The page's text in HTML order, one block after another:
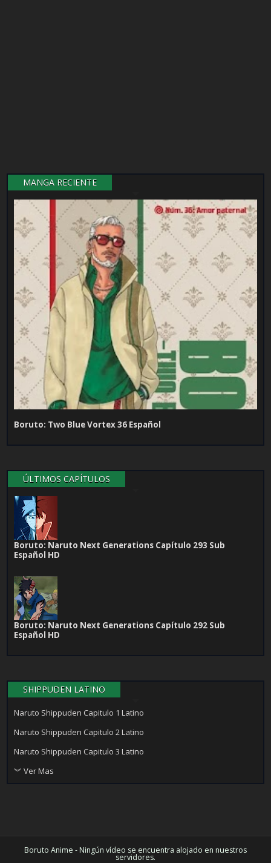
MANGA RECIENTE
Boruto: Two Blue Vortex 36 Español
ÚLTIMOS CAPÍTULOS
Boruto: Naruto Next Generations Capítulo 293 Sub
Español HD
Boruto: Naruto Next Generations Capítulo 292 Sub
Español HD
SHIPPUDEN LATINO
Naruto Shippuden Capitulo 1 Latino
Naruto Shippuden Capitulo 2 Latino
Naruto Shippuden Capitulo 3 Latino
︾ Ver Mas
Boruto Anime - Ningún vídeo se encuentra alojado en nuestros
servidores.